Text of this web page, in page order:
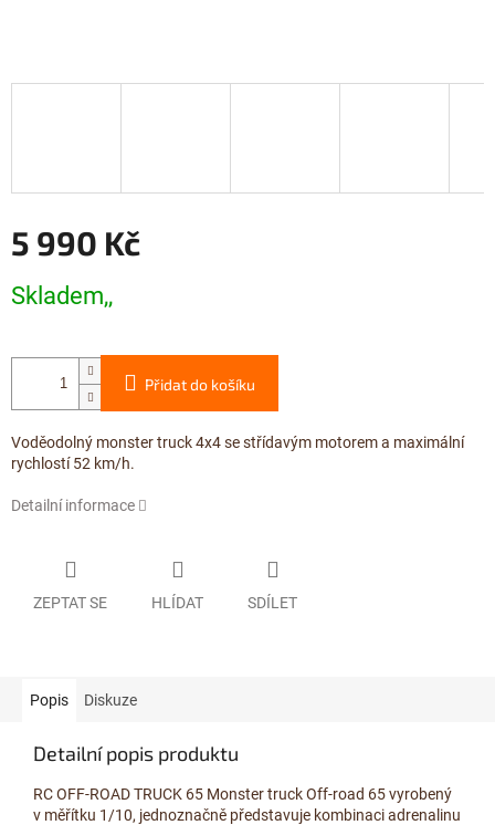
5 990 Kč
cena:
Skladem,,
Přidat do košíku
Voděodolný monster truck 4x4 se střídavým motorem a maximální
rychlostí 52 km/h.
Detailní informace
ZEPTAT SE HLÍDAT SDÍLET
Popis Diskuze
Detailní popis produktu
RC OFF-ROAD TRUCK 65 Monster truck Off-road 65 vyrobený
v měřítku 1/10, jednoznačně představuje kombinaci adrenalinu